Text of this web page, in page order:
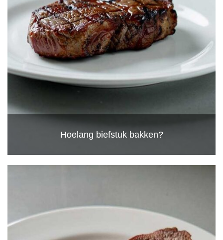
Hoelang biefstuk bakken?